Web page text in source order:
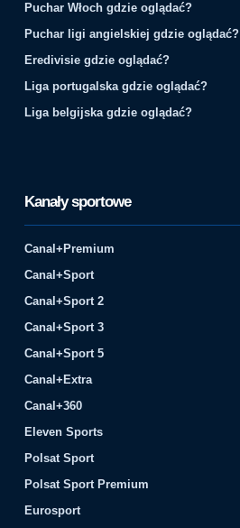
Puchar Włoch gdzie oglądać?
Puchar ligi angielskiej gdzie oglądać?
Eredivisie gdzie oglądać?
Liga portugalska gdzie oglądać?
Liga belgijska gdzie oglądać?
Kanały sportowe
Canal+Premium
Canal+Sport
Canal+Sport 2
Canal+Sport 3
Canal+Sport 5
Canal+Extra
Canal+360
Eleven Sports
Polsat Sport
Polsat Sport Premium
Eurosport